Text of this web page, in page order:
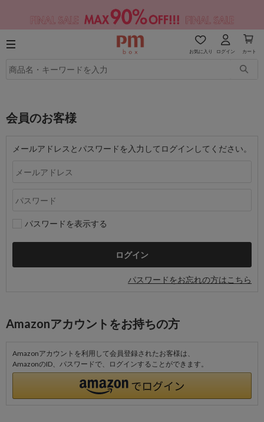
お気に入り ログイン カート
会員のお客様
メールアドレスとパスワードを入力してログインしてください。
パスワードを表示する
パスワードをお忘れの方はこちら
Amazonアカウントをお持ちの方
Amazonアカウントを利用して会員登録されたお客様は、
AmazonのID、パスワードで、ログインすることができます。